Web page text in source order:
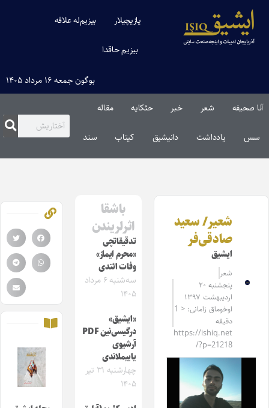
یازیچیلار بیزیم‌له علاقه
بیزیم حاقدا
بوگون جمعه ۱۶ مرداد ۱۴۰۵
آنا صحیفه شعر خبر حئکایه مقاله‌
سس یادداشت دانیشیق کیتاب سند
شعیر/ سعید
صادقی‌فر
ایشیق
شعر
پنجشنبه ۲۰
اردیبهشت ۱۳۹۷
اوخوماق زامانی: < 1
دقیقه
https://ishiq.net
/?p=21218
باشقا
اثرلریندن
تدقیقاتچی
«محرم ایماز»
وفات ائتدی
سه‌شنبه ۶ مرداد
۱۴۰۵
«ایشیق»
درگیسی‌نین PDF
آرشیوی
یاییملاندی
چهارشنبه ۳۱ تیر
۱۴۰۵